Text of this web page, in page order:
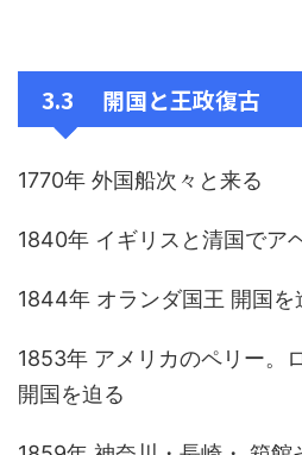
3.3 開国と王政復古
1770年 外国船次々と来る
1840年 イギリスと清国でア
1844年 オランダ国王 開国を
1853年 アメリカのペリー。
開国を迫る